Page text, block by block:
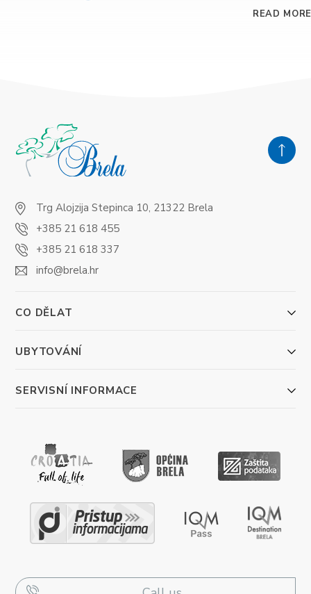
READ MORE
Trg Alojzija Stepinca 10, 21322 Brela
+385 21 618 455
+385 21 618 337
info@brela.hr
CO DĚLAT
UBYTOVÁNÍ
SERVISNÍ INFORMACE